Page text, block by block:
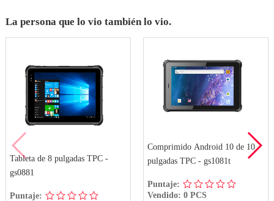
La persona que lo vio también lo vio.
Tableta de 8 pulgadas TPC -
gs0881
Puntaje:
Comprimido Android 10 de 10
pulgadas TPC - gs1081t
Puntaje:
Vendido: 0 PCS